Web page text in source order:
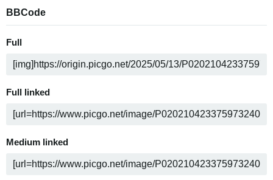
BBCode
Full
Full linked
Medium linked